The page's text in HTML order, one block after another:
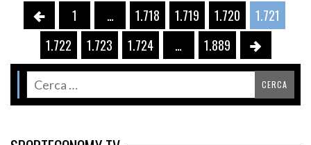
1 … 1.718 1.719 1.720
1.721
1.722
1.723 1.724 … 1.889